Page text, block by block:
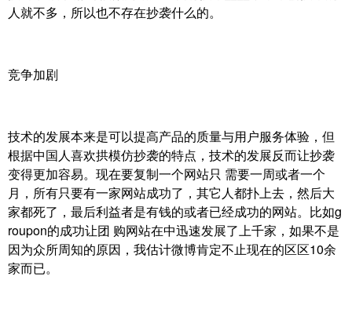
人就不多，所以也不存在抄袭什么的。
竞争加剧
技术的发展本来是可以提高产品的质量与用户服务体验，但
根据中国人喜欢拱模仿抄袭的特点，技术的发展反而让抄袭
变得更加容易。现在要复制一个网站只 需要一周或者一个
月，所有只要有一家网站成功了，其它人都扑上去，然后大
家都死了，最后利益者是有钱的或者已经成功的网站。比如g
roupon的成功让团 购网站在中迅速发展了上千家，如果不是
因为众所周知的原因，我估计微博肯定不止现在的区区10余
家而已。